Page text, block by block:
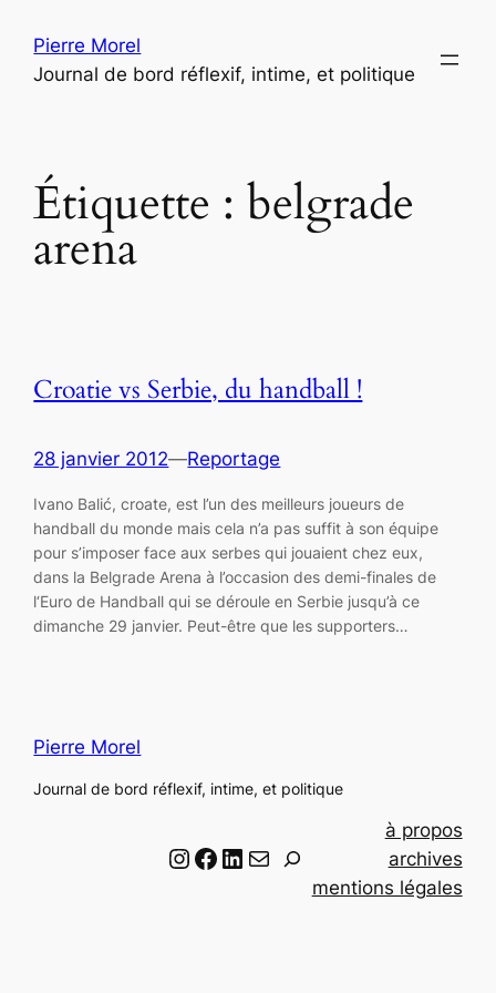
contenu
Pierre Morel
Journal de bord réflexif, intime, et politique
Étiquette :belgrade
arena
Croatie vs Serbie, du handball !
28 janvier 2012—Reportage
Ivano Balić, croate, est l’un des meilleurs joueurs de
handball du monde mais cela n’a pas suffit à son équipe
pour s’imposer face aux serbes qui jouaient chez eux,
dans la Belgrade Arena à l’occasion des demi-finales de
l‘Euro de Handball qui se déroule en Serbie jusqu’à ce
dimanche 29 janvier. Peut-être que les supporters…
Pierre Morel
Journal de bord réflexif, intime, et politique
Instagram Facebook LinkedIn Email
à propos
archives
mentions légales